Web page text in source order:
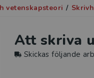
vetenskapsteori /
Att skriva
Skickas följande